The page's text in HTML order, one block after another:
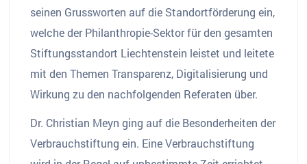
seinen Grussworten auf die Standortförderung ein,
welche der Philanthropie-Sektor für den gesamten
Stiftungsstandort Liechtenstein leistet und leitete
mit den Themen Transparenz, Digitalisierung und
Wirkung zu den nachfolgenden Referaten über.
Dr. Christian Meyn ging auf die Besonderheiten der
Verbrauchstiftung ein. Eine Verbrauchstiftung